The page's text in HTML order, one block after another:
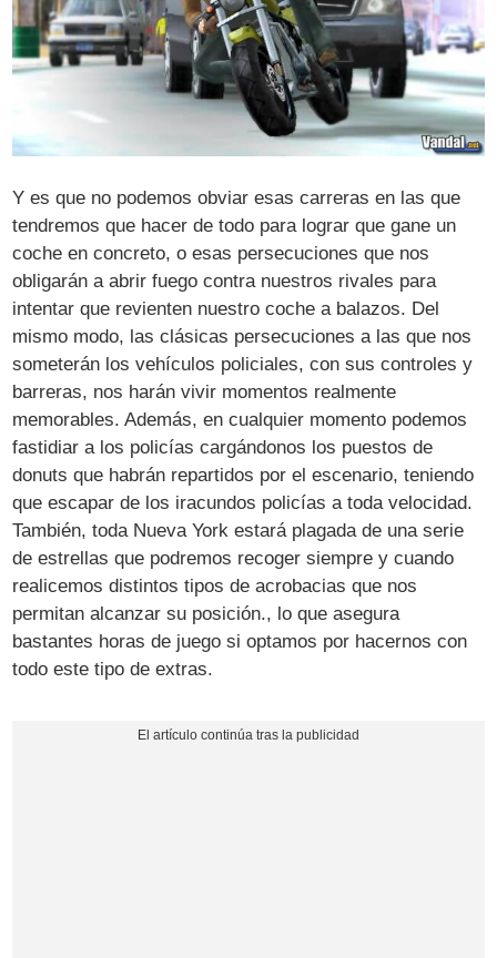
Y es que no podemos obviar esas carreras en las que
tendremos que hacer de todo para lograr que gane un
coche en concreto, o esas persecuciones que nos
obligarán a abrir fuego contra nuestros rivales para
intentar que revienten nuestro coche a balazos. Del
mismo modo, las clásicas persecuciones a las que nos
someterán los vehículos policiales, con sus controles y
barreras, nos harán vivir momentos realmente
memorables. Además, en cualquier momento podemos
fastidiar a los policías cargándonos los puestos de
donuts que habrán repartidos por el escenario, teniendo
que escapar de los iracundos policías a toda velocidad.
También, toda Nueva York estará plagada de una serie
de estrellas que podremos recoger siempre y cuando
realicemos distintos tipos de acrobacias que nos
permitan alcanzar su posición., lo que asegura
bastantes horas de juego si optamos por hacernos con
todo este tipo de extras.